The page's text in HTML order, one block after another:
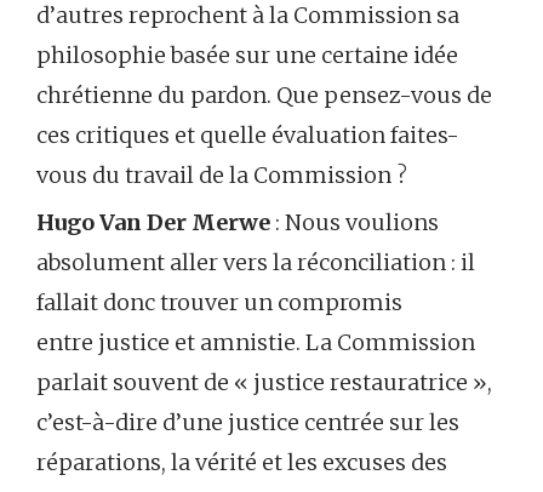
d’autres reprochent à la Commission sa
philosophie basée sur une certaine idée
chrétienne du pardon. Que pensez-vous de
ces critiques et quelle évaluation faites-
vous du travail de la Commission ?
Hugo Van Der Merwe : Nous voulions
absolument aller vers la réconciliation : il
fallait donc trouver un compromis
entre justice et amnistie. La Commission
parlait souvent de « justice restauratrice »,
c’est-à-dire d’une justice centrée sur les
réparations, la vérité et les excuses des